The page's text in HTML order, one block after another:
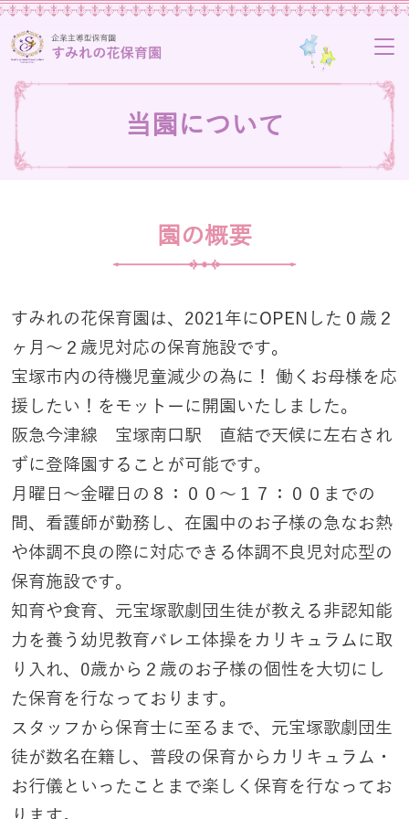
当園について
園の概要
すみれの花保育園は、2021年にOPENした０歳２
ヶ月〜２歳児対応の保育施設です。
宝塚市内の待機児童減少の為に！ 働くお母様を応
援したい！をモットーに開園いたしました。
阪急今津線 宝塚南口駅 直結で天候に左右され
ずに登降園することが可能です。
月曜日〜金曜日の８：００〜１７：００までの
間、看護師が勤務し、在園中のお子様の急なお熱
や体調不良の際に対応できる体調不良児対応型の
保育施設です。
知育や食育、元宝塚歌劇団生徒が教える非認知能
力を養う幼児教育バレエ体操をカリキュラムに取
り入れ、0歳から２歳のお子様の個性を大切にし
た保育を行なっております。
スタッフから保育士に至るまで、元宝塚歌劇団生
徒が数名在籍し、普段の保育からカリキュラム・
お行儀といったことまで楽しく保育を行なってお